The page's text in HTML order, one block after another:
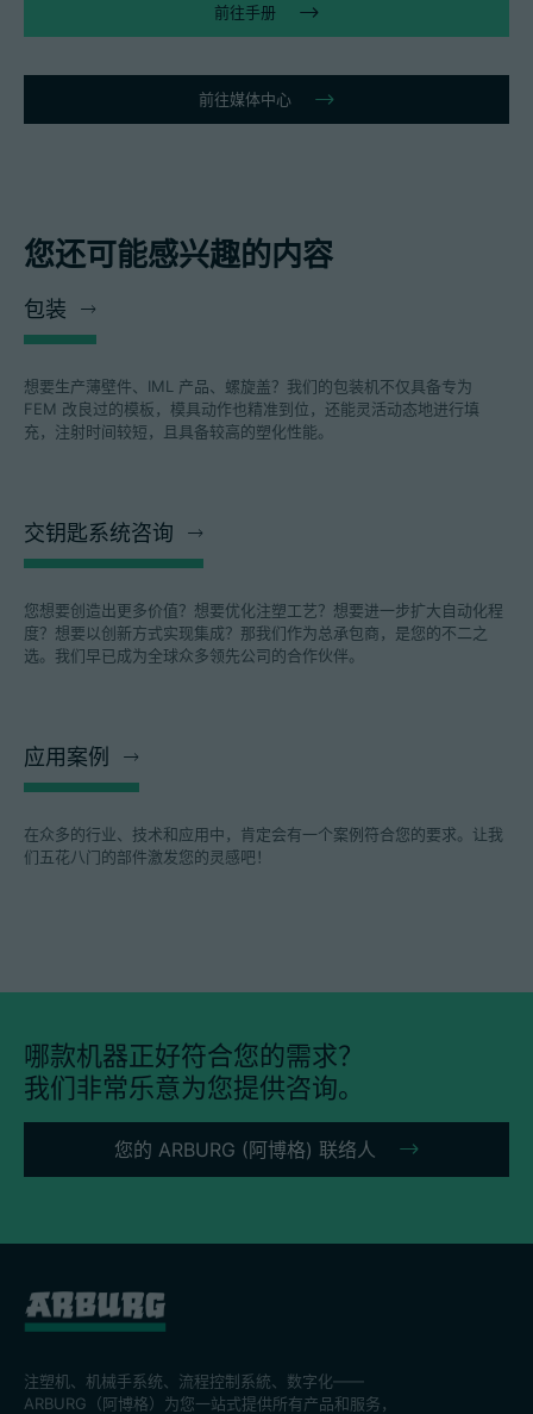
前往手册
前往媒体中心
您还可能感兴趣的内容
包装
想要生产薄壁件、IML 产品、螺旋盖？我们的包装机不仅具备专为
FEM 改良过的模板，模具动作也精准到位，还能灵活动态地进行填
充，注射时间较短，且具备较高的塑化性能。
交钥匙系统咨询
您想要创造出更多价值？想要优化注塑工艺？想要进一步扩大自动化程
度？想要以创新方式实现集成？那我们作为总承包商，是您的不二之
选。我们早已成为全球众多领先公司的合作伙伴。
应用案例
在众多的行业、技术和应用中，肯定会有一个案例符合您的要求。让我
们五花八门的部件激发您的灵感吧！
哪款机器正好符合您的需求？
我们非常乐意为您提供咨询。
您的 ARBURG (阿博格) 联络人
注塑机、机械手系统、流程控制系統、数字化——
ARBURG（阿博格）为您一站式提供所有产品和服务，